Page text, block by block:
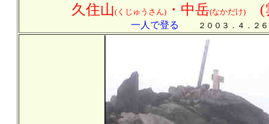
久住山(くじゅうさん)・中岳(なかだけ)(
一人で登る ２００３．４．２６